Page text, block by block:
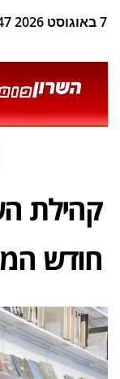
7 באוגוסט 2026 5:47
קהילת
חודש